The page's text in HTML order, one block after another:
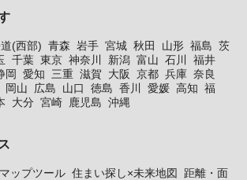
(西部) 青森 岩手 宮城 秋田 山形 福島 茨
千葉 東京 神奈川 新潟 富山 石川
福井
岡 愛知 三重 滋賀 大阪 京都 兵庫 奈良
岡山 広島 山口 徳島 香川 愛媛 高知 福
大分 宮崎 鹿児島 沖縄
マップツール 住まい探し×未来地図
距離・面